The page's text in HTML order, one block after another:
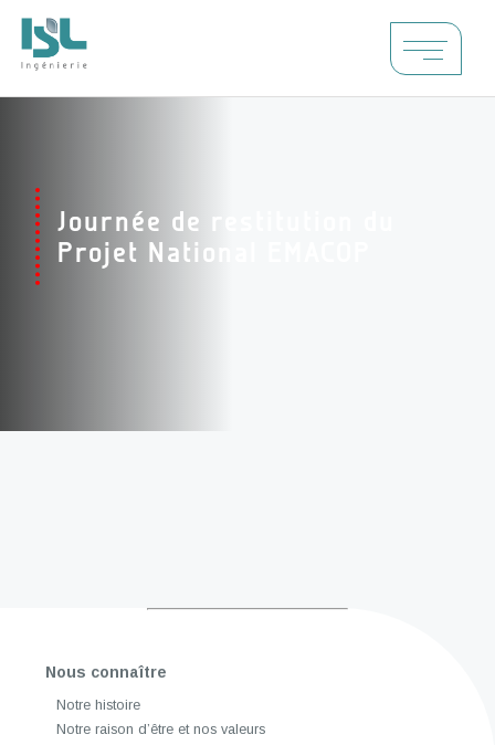
Journée de restitution du
Projet National EMACOP
Nous connaître
Notre histoire
Notre raison d’être et nos valeurs